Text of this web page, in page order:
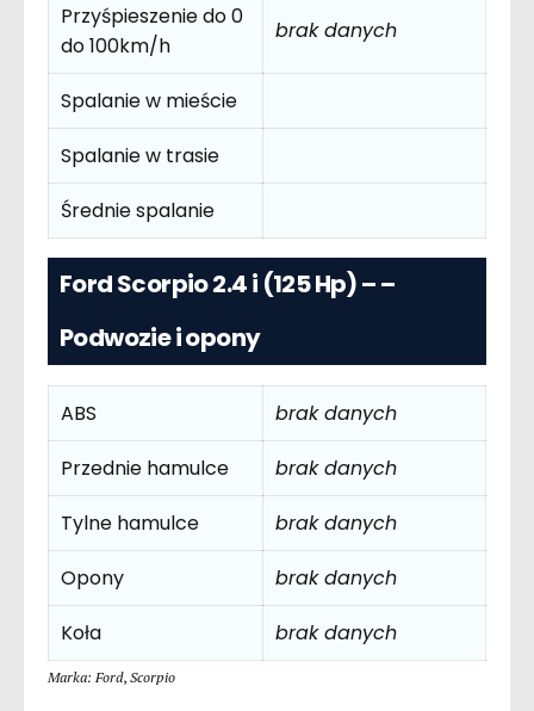
Przyśpieszenie do 0
do 100km/h
brak danych
Spalanie w mieście
Spalanie w trasie
Średnie spalanie
Ford Scorpio 2.4 i (125 Hp) – –
Podwozie i opony
ABS
brak danych
Przednie hamulce
brak danych
Tylne hamulce
brak danych
Opony
brak danych
Koła
brak danych
Marka: Ford, Scorpio